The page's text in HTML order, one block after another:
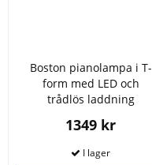
Boston pianolampa i T-
form med LED och
trådlös laddning
1349 kr